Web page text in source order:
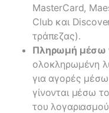
MasterCard,
Club και
τράπεζας).
Πληρωμή μέσω
ολοκληρωμένη
για αγορές μέσω
γίνονται μέσω
του